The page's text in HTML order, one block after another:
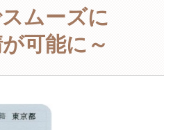
ムーズに
可能に～